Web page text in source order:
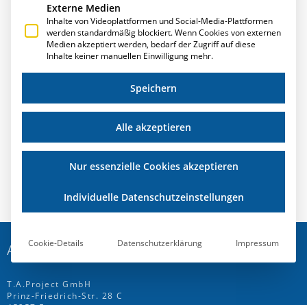
E-R-PLUS ERHÄLT GÜTESIEGEL „SOFTWARE
MADE IN GERMANY”
E-R-Plus vereint kompetenten Kundenservice, erstklassige
Qualität, Praxistauglichkeit und garantierte
Zukunftsfähigkeit – und erfüllt damit alle Anforderungen,
die für diese Zertifizierung erforderlich sind. „Made in
Germany”
Weiterlesen »
ADRESSE
T.A.Project GmbH
Prinz-Friedrich-Str. 28 C
Externe Medien
Inhalte von Videoplattformen und Social-Media-Plattformen
werden standardmäßig blockiert. Wenn Cookies von externen
Medien akzeptiert werden, bedarf der Zugriff auf diese
Inhalte keiner manuellen Einwilligung mehr.
Speichern
Alle akzeptieren
Nur essenzielle Cookies akzeptieren
Individuelle Datenschutzeinstellungen
Cookie-Details Datenschutzerklärung Impressum